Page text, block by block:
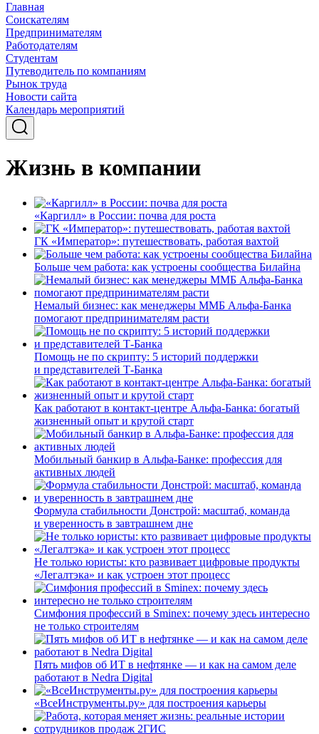
Главная
Соискателям
Предпринимателям
Работодателям
Студентам
Путеводитель по компаниям
Рынок труда
Новости сайта
Календарь мероприятий
Жизнь в компании
«Каргилл» в России: почва для роста
ГК «Император»: путешествовать, работая вахтой
Больше чем работа: как устроены сообщества Билайна
Немалый бизнес: как менеджеры ММБ Альфа-Банка
помогают предпринимателям расти
Помощь не по скрипту: 5 историй поддержки
и представителей Т-Банка
Как работают в контакт-центре Альфа-Банка: богатый
жизненный опыт и крутой старт
Мобильный банкир в Альфа-Банке: профессия для
активных людей
Формула стабильности Донстрой: масштаб, команда
и уверенность в завтрашнем дне
Не только юристы: кто развивает цифровые продукты
«Легалтэка» и как устроен этот процесс
Симфония профессий в Sminex: почему здесь интересно
не только строителям
Пять мифов об ИТ в нефтянке — и как на самом деле
работают в Nedra Digital
«ВсеИнструменты.ру» для построения карьеры